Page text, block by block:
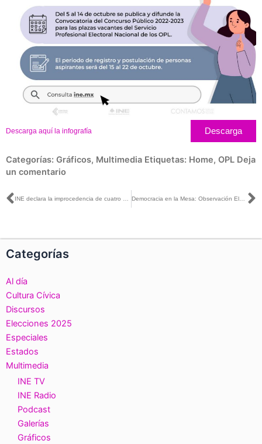
Descarga aquí la infografía Descarga
Categorías: Gráficos, Multimedia Etiquetas: Home, OPL Deja
un comentario
Ant Democracia en la Mesa: Observación Electoral
Categorías
Al día
Cultura Cívica
Discursos
Elecciones 2025
Especiales
Estados
Multimedia
INE TV
INE Radio
Podcast
Galerías
Gráficos